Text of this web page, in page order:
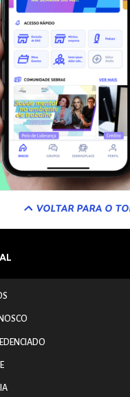
VOLTAR PARA O